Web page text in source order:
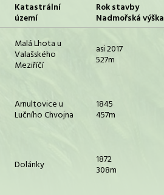
Katastrální
území
Rok stavby
Nadmořská výška
Malá Lhota u
Valašského
Meziříčí
asi 2017
527m
Arnultovice u
Lučního Chvojna
1845
457m
Dolánky 1872
308m